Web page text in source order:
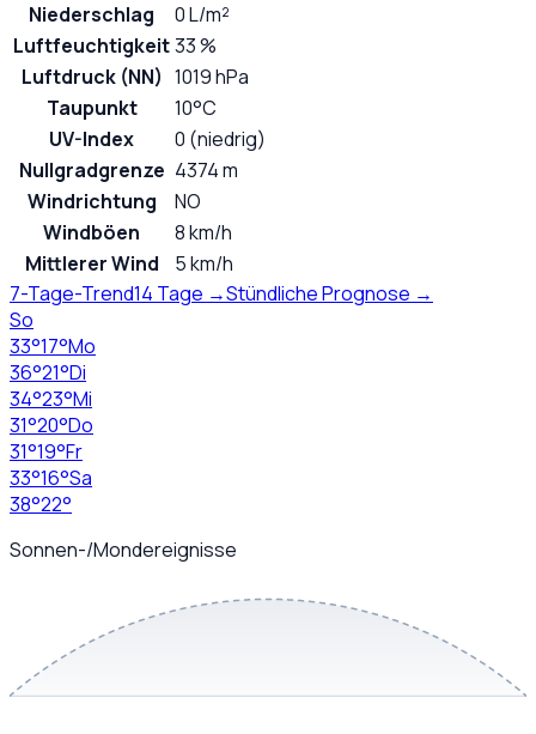
Niederschlag
0 L/m²
Luftfeuchtigkeit33 %
Luftdruck (NN) 1019 hPa
Taupunkt
10°C
UV-Index
0 (niedrig)
Nullgradgrenze 4374 m
Windrichtung
NO
Windböen
8 km/h
Mittlerer Wind
5 km/h
7-Tage-Trend14 Tage →Stündliche Prognose →
So
33°17°Mo
36°21°Di
34°23°Mi
31°20°Do
31°19°Fr
33°16°Sa
38°22°
Sonnen-/Mondereignisse